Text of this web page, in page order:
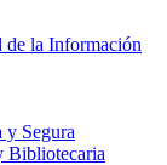
de la Información
Segura
Bibliotecaria